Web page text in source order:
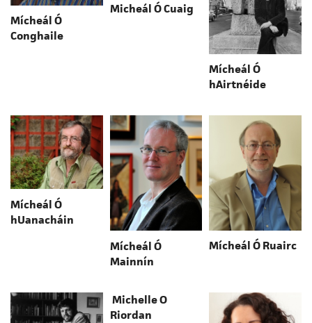
Mícheál Ó
Conghaile
Micheál Ó Cuaig
Mícheál Ó
hAirtnéide
Mícheál Ó
hUanacháin
Mícheál Ó
Mainnín
Mícheál Ó Ruairc
Michelle O
Riordan